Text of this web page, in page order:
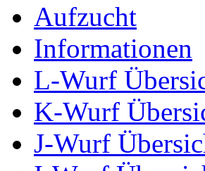
Aufzucht
Informationen
L-Wurf
K-Wurf
J-Wurf